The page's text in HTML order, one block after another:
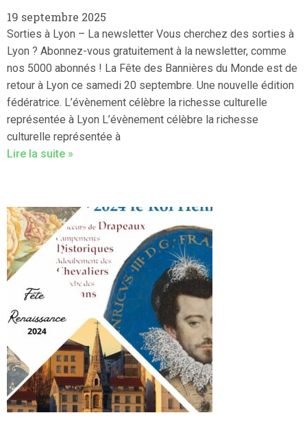
19 septembre 2025
Sorties à Lyon – La newsletter Vous cherchez des sorties à
Lyon ? Abonnez-vous gratuitement à la newsletter, comme
nos 5000 abonnés ! La Fête des Bannières du Monde est de
retour à Lyon ce samedi 20 septembre. Une nouvelle édition
fédératrice. L’évènement célèbre la richesse culturelle
représentée à Lyon L’évènement célèbre la richesse
culturelle représentée à
Lire la suite »